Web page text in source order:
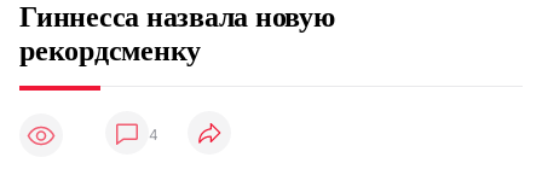
Гиннесса назвала новую
рекордсменку
4